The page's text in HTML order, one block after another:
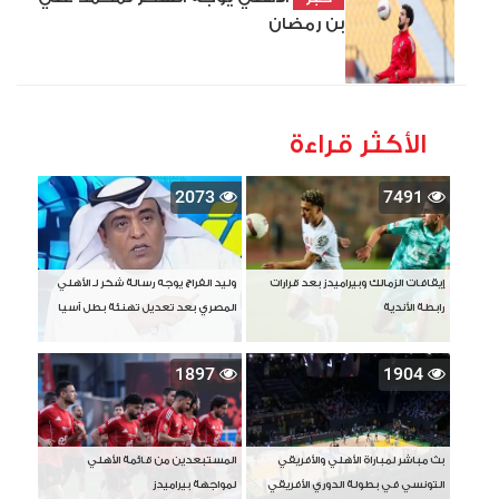
بن رمضان
الأكثر قراءة
7491
إيقافات الزمالك وبيراميدز بعد قرارات
رابطة الأندية
2073
وليد الفراج يوجه رسالة شكر لـ الأهلي
المصري بعد تعديل تهنئة بطل آسيا
1904
بث مباشر لمباراة الأهلي والأفريقي
التونسي في بطولة الدوري الأفريقي
1897
المستبعدين من قائمة الأهلي
لمواجهة بيراميدز